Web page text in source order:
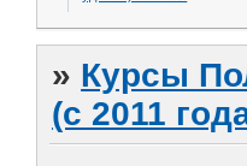
» Курсы
(с 2011